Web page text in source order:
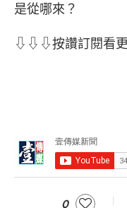
是從哪來？
⇩⇩⇩按讚訂閱看
0